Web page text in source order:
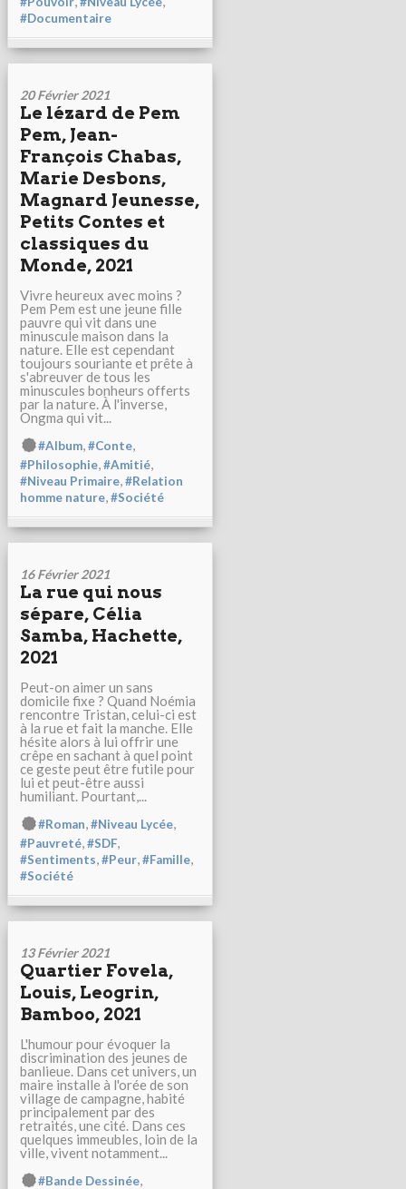
#Documentaire
20 Février 2021
Le lézard de Pem
Pem, Jean-
François Chabas,
Marie Desbons,
Magnard Jeunesse,
Petits Contes et
classiques du
Monde, 2021
Vivre heureux avec moins ?
Pem Pem est une jeune fille
pauvre qui vit dans une
minuscule maison dans la
nature. Elle est cependant
toujours souriante et prête à
s'abreuver de tous les
minuscules bonheurs offerts
par la nature. À l'inverse,
Ongma qui vit...
#Album #Conte
#Philosophie,#Amitié,
#Niveau Primaire,#Relation
homme nature,#Société
16 Février 2021
La rue qui nous
sépare, Célia
Samba, Hachette,
2021
Peut-on aimer un sans
domicile fixe ? Quand Noémia
rencontre Tristan, celui-ci est
à la rue et fait la manche. Elle
hésite alors à lui offrir une
crêpe en sachant à quel point
ce geste peut être futile pour
lui et peut-être aussi
humiliant. Pourtant,...
#Roman #Niveau Lycée
#Pauvreté,#SDF,
#Sentiments,#Peur,#Famille,
#Société
13 Février 2021
Quartier Fovela,
Louis, Leogrin,
Bamboo, 2021
L'humour pour évoquer la
discrimination des jeunes de
banlieue. Dans cet univers, un
maire installe à l'orée de son
village de campagne, habité
principalement par des
retraités, une cité. Dans ces
quelques immeubles, loin de la
ville, vivent notamment...
#Bande Dessinée